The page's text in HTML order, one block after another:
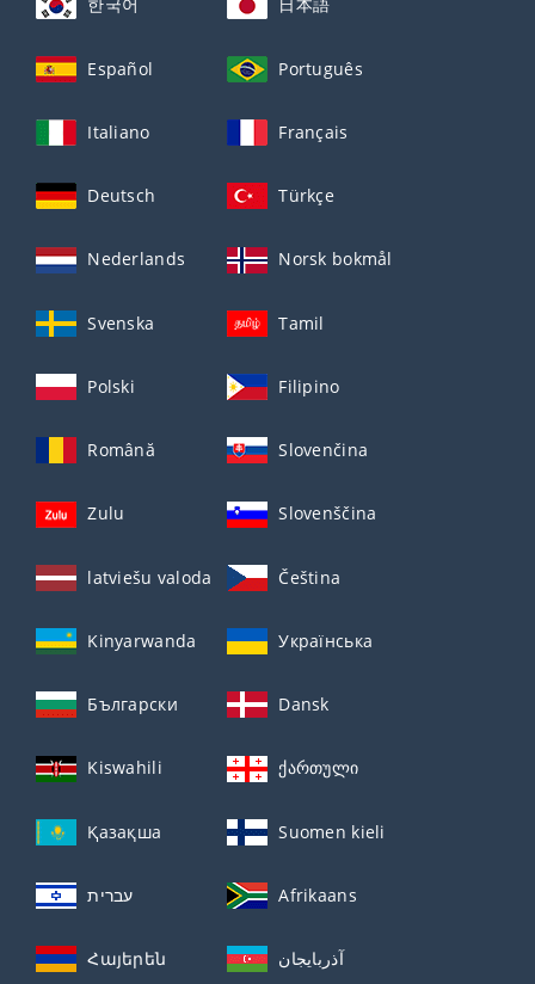
한국어 日本語
Español Português
Italiano Français
Deutsch Türkçe
Nederlands Norsk bokmål
Svenska Tamil
Polski Filipino
Română Slovenčina
Zulu Slovenščina
latviešu valoda Čeština
Kinyarwanda Українська
Български Dansk
Kiswahili ქართული
Қазақша Suomen kieli
עברית Afrikaans
Հայերեն آذربايجان